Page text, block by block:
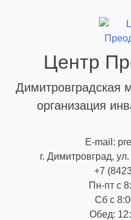
Центр
Димитровградская
организация
E-mail:
г. Димитровград,
+7
Пн-пт с
Сб с
Обед: